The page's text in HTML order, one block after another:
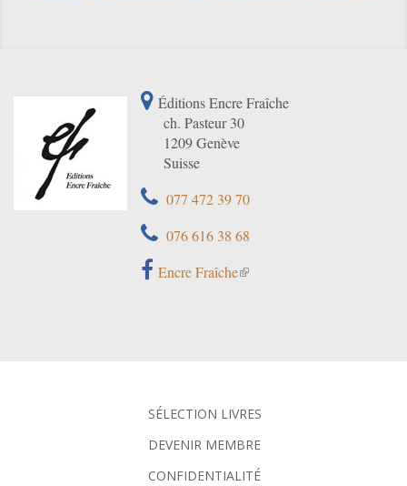
Éditions Encre Fraîche
ch. Pasteur 30
1209 Genève
Suisse
077 472 39 70
076 616 38 68
Encre Fraîche
SÉLECTION LIVRES
DEVENIR MEMBRE
CONFIDENTIALITÉ